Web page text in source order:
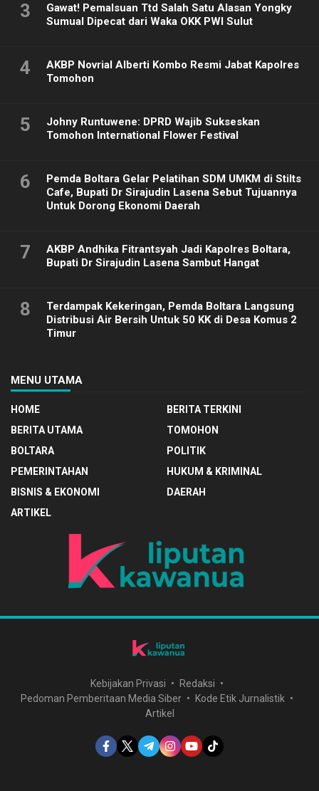
3
Gawat! Pemalsuan Ttd Salah Satu Alasan Yongky
Sumual Dipecat dari Waka OKK PWI Sulut
4
AKBP Novrial Alberti Kombo Resmi Jabat Kapolres
Tomohon
5
Johny Runtuwene: DPRD Wajib Sukseskan
Tomohon International Flower Festival
6
Pemda Boltara Gelar Pelatihan SDM UMKM di Stilts
Cafe, Bupati Dr Sirajudin Lasena Sebut Tujuannya
Untuk Dorong Ekonomi Daerah
7
AKBP Andhika Fitrantsyah Jadi Kapolres Boltara,
Bupati Dr Sirajudin Lasena Sambut Hangat
8
Terdampak Kekeringan, Pemda Boltara Langsung
Distribusi Air Bersih Untuk 50 KK di Desa Komus 2
Timur
MENU UTAMA
HOME
BERITA TERKINI
BERITA UTAMA
TOMOHON
BOLTARA
POLITIK
PEMERINTAHAN
HUKUM & KRIMINAL
BISNIS & EKONOMI
DAERAH
ARTIKEL
Kebijakan Privasi
Redaksi
Pedoman Pemberitaan Media Siber
Kode Etik Jurnalistik
Artikel